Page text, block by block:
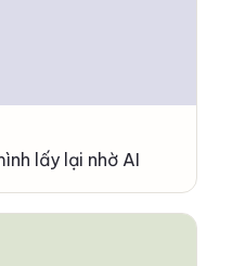
lấy lại nhờ AI